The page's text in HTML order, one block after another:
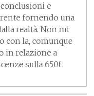
e
fornendo una
realtà. Non mi
con la, comunque
in relazione a
sulla 650f.